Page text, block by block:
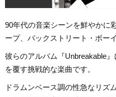
90年代の音楽シーンを鮮やかに
ープ、バックストリート・ボーイ
彼らのアルバム『Unbreakable
を覆す挑戦的な楽曲です。
ドラムンベース調の性急なリズ